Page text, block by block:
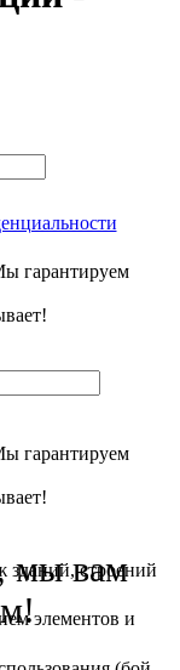
гарантируем
гарантируем
мы вам
строений
элементов и